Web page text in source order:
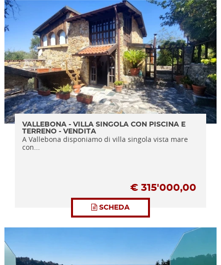
VALLEBONA - VILLA SINGOLA CON PISCINA E
TERRENO - VENDITA
A Vallebona disponiamo di villa singola vista mare
con...
€ 315'000,00
SCHEDA